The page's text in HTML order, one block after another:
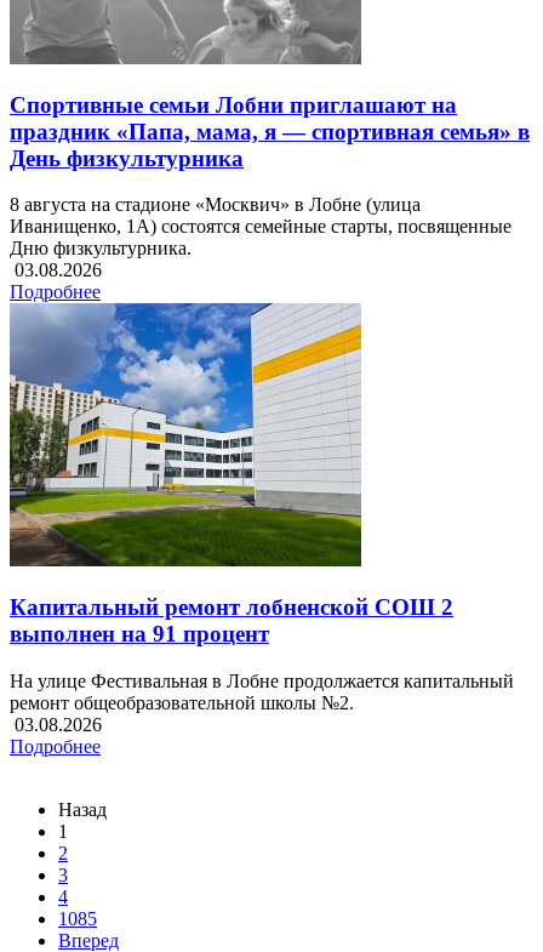
Спортивные семьи Лобни приглашают на
праздник «Папа, мама, я — спортивная семья» в
День физкультурника
8 августа на стадионе «Москвич» в Лобне (улица
Иванищенко, 1А) состоятся семейные старты, посвященные
Дню физкультурника.
03.08.2026
Подробнее
Капитальный ремонт лобненской СОШ 2
выполнен на 91 процент
На улице Фестивальная в Лобне продолжается капитальный
ремонт общеобразовательной школы №2.
03.08.2026
Подробнее
Назад
1
2
3
4
1085
Вперед